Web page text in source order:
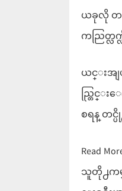
ယခုလို တ
ကညြတ္လ
ယင္းအျ
ည္တြင္
စရန္ တ
Read
သူတို႕က